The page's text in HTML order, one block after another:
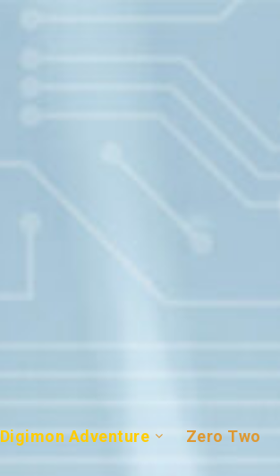
Digimon Adventure Zero Two